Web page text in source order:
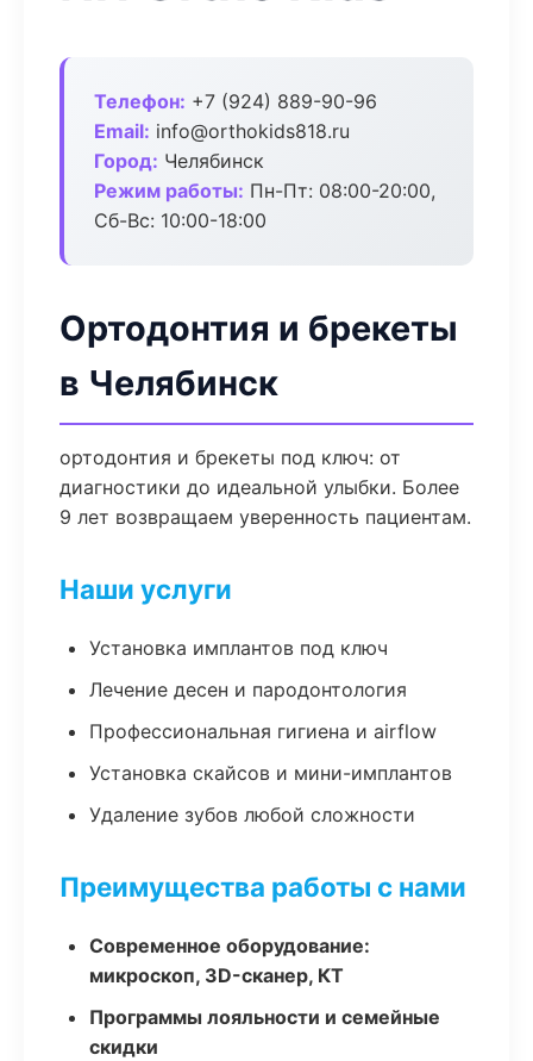
Телефон: +7 (924) 889-90-96
Email: info@orthokids818.ru
Город: Челябинск
Режим работы: Пн-Пт: 08:00-20:00,
Сб-Вс: 10:00-18:00
Ортодонтия и брекеты
в Челябинск
ортодонтия и брекеты под ключ: от
диагностики до идеальной улыбки. Более
9 лет возвращаем уверенность пациентам.
Наши услуги
Установка имплантов под ключ
Лечение десен и пародонтология
Профессиональная гигиена и airflow
Установка скайсов и мини-имплантов
Удаление зубов любой сложности
Преимущества работы с нами
Современное оборудование:
микроскоп, 3D-сканер, КТ
Программы лояльности и семейные
скидки